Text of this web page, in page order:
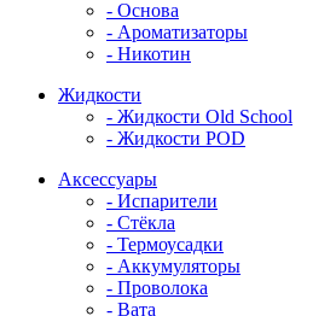
- Основа
- Ароматизаторы
- Никотин
Жидкости
- Жидкости Old School
- Жидкости POD
Аксессуары
- Испарители
- Стёкла
- Термоусадки
- Аккумуляторы
- Проволока
- Вата